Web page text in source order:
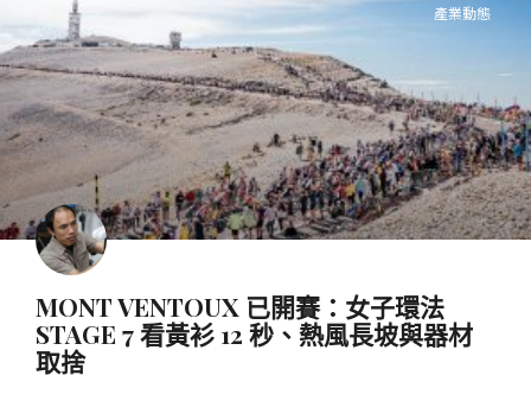
產業動態
MONT VENTOUX 已開賽：女子環法
STAGE 7 看黃衫 12 秒、熱風長坡與器材
取捨